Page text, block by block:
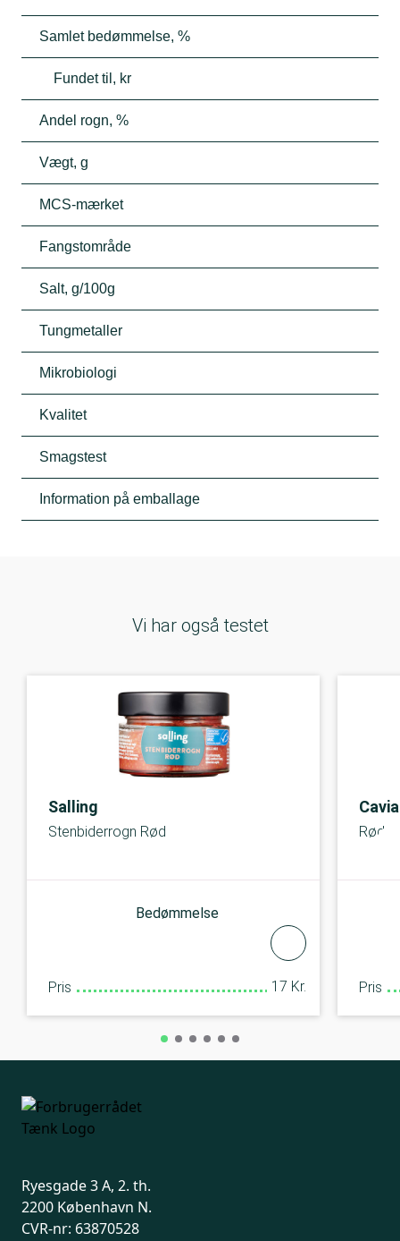
Samlet bedømmelse, %
Fundet til, kr
Andel rogn, %
Vægt, g
MCS-mærket
Fangstområde
Salt, g/100g
Tungmetaller
Mikrobiologi
Kvalitet
Smagstest
Information på emballage
Vi har også testet
Salling
Stenbiderrogn Rød
Bedømmelse
Pris 17 Kr.
Røde
Pris
Ryesgade 3 A, 2. th.
2200 København N.
CVR-nr: 63870528